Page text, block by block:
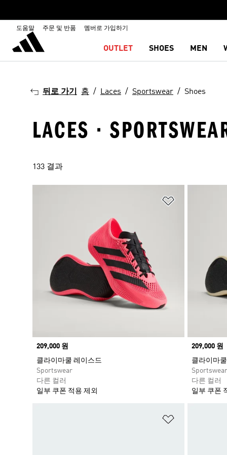
도움말 주문 및 반품 멤버로 가입하기
OUTLET SHOES MEN
뒤로 가기 홈 Laces Sportswear Shoes
LACES ·
133 결과
Price
209,000 원
클라이마쿨 레이스드
Sportswear
다른 컬러
일부 쿠폰 적용 제외
Price
209,000 원
클라이마
Sportswear
다른 컬러
일부 쿠폰